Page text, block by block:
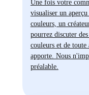
Une fois votre
visualiser un
couleurs, un
pourrez discuter
couleurs et de
apporte. Nous
préalable.